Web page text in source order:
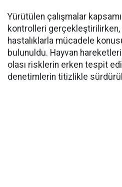
Yürütülen çalışmalar
kontrolleri
hastalıklarla mücadele
bulunuldu. Hayvan
olası risklerin erken tespit
denetimlerin titizlikle